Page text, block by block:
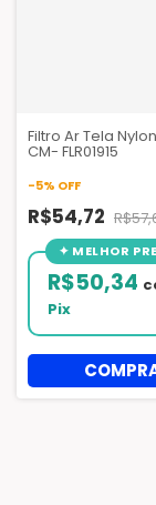
Filtro Ar Tela
CM- FLR01915
-5% OFF
R$54,72
R$50,34
Pix